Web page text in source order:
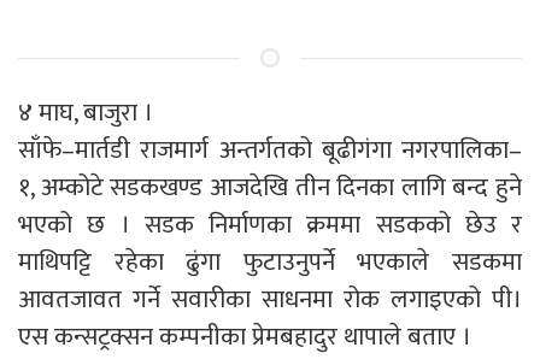
४ माघ, बाजुरा ।
साँफे–मार्तडी राजमार्ग अन्तर्गतको बूढीगंगा नगरपालिका–
१, अम्कोटे सडकखण्ड आजदेखि तीन दिनका लागि बन्द हुने
भएको छ । सडक निर्माणका क्रममा सडकको छेउ र
माथिपट्टि रहेका ढुंगा फुटाउनुपर्ने भएकाले सडकमा
आवतजावत गर्ने सवारीका साधनमा रोक लगाइएको पी।
एस कन्सट्रक्सन कम्पनीका प्रेमबहादुर थापाले बताए ।